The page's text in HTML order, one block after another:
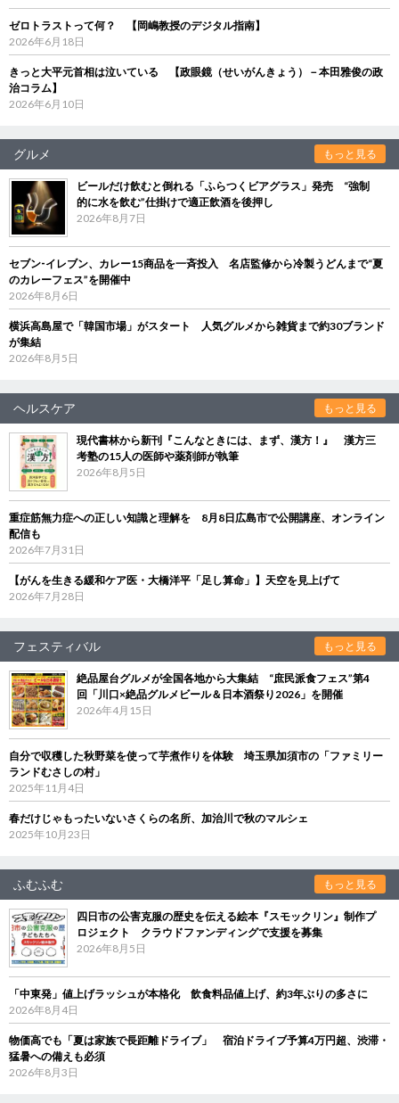
ゼロトラストって何？ 【岡嶋教授のデジタル指南】
2026年6月18日
きっと大平元首相は泣いている 【政眼鏡（せいがんきょう）－本田雅俊の政
治コラム】
2026年6月10日
グルメ もっと見る
ビールだけ飲むと倒れる「ふらつくビアグラス」発売 “強制
的に水を飲む”仕掛けで適正飲酒を後押し
2026年8月7日
セブン‐イレブン、カレー15商品を一斉投入 名店監修から冷製うどんまで“夏
のカレーフェス”を開催中
2026年8月6日
横浜高島屋で「韓国市場」がスタート 人気グルメから雑貨まで約30ブランド
が集結
2026年8月5日
ヘルスケア もっと見る
現代書林から新刊『こんなときには、まず、漢方！』 漢方三
考塾の15人の医師や薬剤師が執筆
2026年8月5日
重症筋無力症への正しい知識と理解を 8月8日広島市で公開講座、オンライン
配信も
2026年7月31日
【がんを生きる緩和ケア医・大橋洋平「足し算命」】天空を見上げて
2026年7月28日
フェスティバル もっと見る
絶品屋台グルメが全国各地から大集結 “庶民派食フェス”第4
回「川口×絶品グルメビール＆日本酒祭り2026」を開催
2026年4月15日
自分で収穫した秋野菜を使って芋煮作りを体験 埼玉県加須市の「ファミリー
ランドむさしの村」
2025年11月4日
春だけじゃもったいないさくらの名所、加治川で秋のマルシェ
2025年10月23日
ふむふむ もっと見る
四日市の公害克服の歴史を伝える絵本『スモックリン』制作プ
ロジェクト クラウドファンディングで支援を募集
2026年8月5日
「中東発」値上げラッシュが本格化 飲食料品値上げ、約3年ぶりの多さに
2026年8月4日
物価高でも「夏は家族で長距離ドライブ」 宿泊ドライブ予算4万円超、渋滞・
猛暑への備えも必須
2026年8月3日